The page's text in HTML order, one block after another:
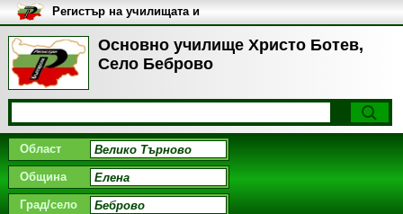
Основно училище Христо Ботев,
Село Беброво
Регистър на училищата и
университетите в България
Област
Община
Град/село